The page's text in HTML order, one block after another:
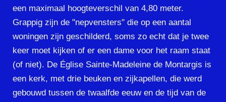
een maximaal hoogteverschil van 4,80 meter.
Grappig zijn de "nepvensters" die op een aantal
woningen zijn geschilderd, soms zo echt dat je twee
keer moet kijken of er een dame voor het raam staat
(of niet). De Église Sainte-Madeleine de Montargis is
een kerk, met drie beuken en zijkapellen, die werd
gebouwd tussen de twaalfde eeuw en de tijd van de